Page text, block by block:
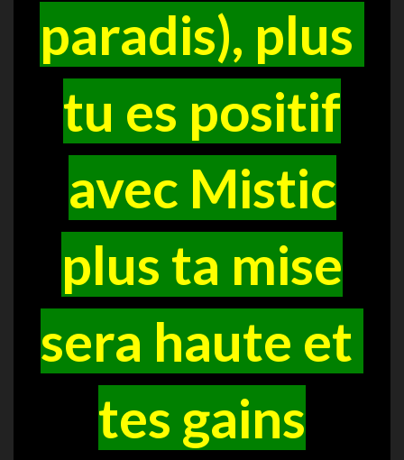
paradis), plus
tu es positif
avec Mistic
plus ta mise
sera haute et
tes gains